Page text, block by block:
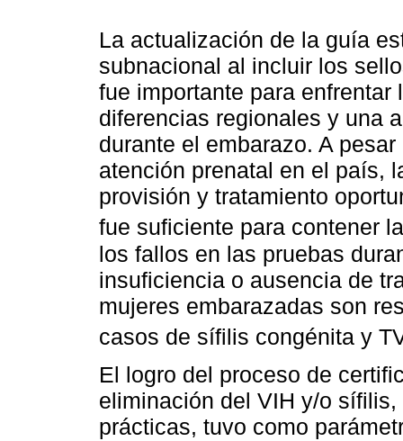
La actualización de la guía
subnacional al incluir los
fue importante para
diferencias regionales y una
durante el embarazo. A
atención prenatal en el país,
provisión y tratamiento
fue suficiente para contener
los fallos en las pruebas
insuficiencia o ausencia de
mujeres embarazadas son
casos de sífilis congénita y
El logro del proceso de
eliminación del VIH y/o
prácticas, tuvo como